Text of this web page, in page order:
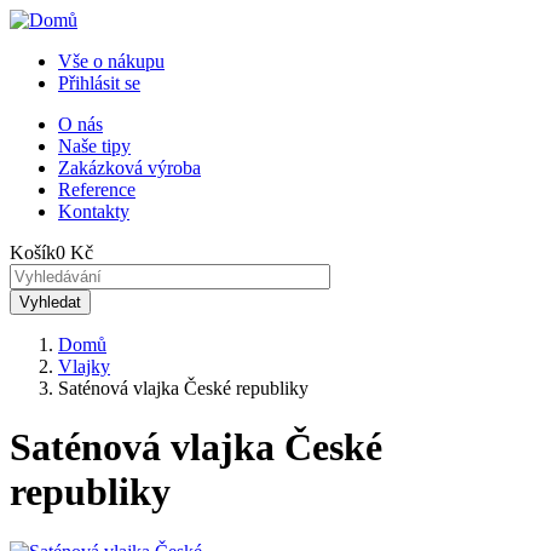
Přejít
hlavnímu
obsahu
Menu
uživatelského
účtu
Vše o nákupu
Přihlásit se
Horní
menu
O nás
Naše tipy
Zakázková výroba
Reference
Kontakty
Košík0 Kč
Drobečková
Domů
Vlajky
Saténová vlajka České republiky
Saténová vlajka České
republiky